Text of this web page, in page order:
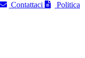
Contattaci
Politica